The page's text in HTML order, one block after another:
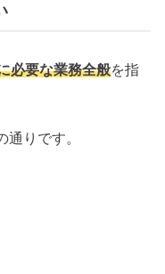
必要な業務全般を指
りです。